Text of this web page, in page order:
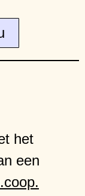
het
een